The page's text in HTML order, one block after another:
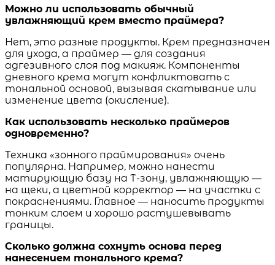
Можно ли использовать обычный
увлажняющий крем вместо праймера?
Нет, это разные продукты. Крем предназначен
для ухода, а праймер — для создания
адгезивного слоя под макияж. Компоненты
дневного крема могут конфликтовать с
тональной основой, вызывая скатывание или
изменение цвета (окисление).
Как использовать несколько праймеров
одновременно?
Техника «зонного праймирования» очень
популярна. Например, можно нанести
матирующую базу на Т-зону, увлажняющую —
на щеки, а цветной корректор — на участки с
покраснениями. Главное — наносить продукты
тонким слоем и хорошо растушевывать
границы.
Сколько должна сохнуть основа перед
нанесением тонального крема?